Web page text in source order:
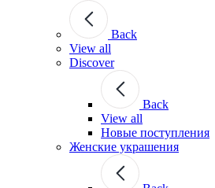
Back
View all
Discover
Back
View all
Новые поступления
Женские украшения